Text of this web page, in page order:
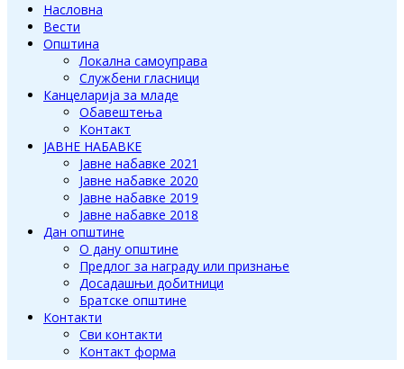
Насловна
Вести
Општина
Локална самоуправа
Службени гласници
Канцеларија за младе
Обавештења
Контакт
ЈАВНЕ НАБАВКЕ
Јавне набавке 2021
Јавне набавке 2020
Јавне набавке 2019
Јавне набавке 2018
Дан општине
О дану општине
Предлог за награду или признање
Досадашњи добитници
Братске општине
Контакти
Сви контакти
Контакт форма